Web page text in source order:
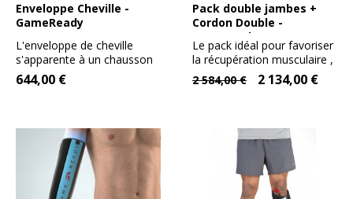
Enveloppe Cheville -
GameReady
L'enveloppe de cheville
s'apparente à un chausson
montant qui va permettre...
644,00 €
Pack double jambes +
Cordon Double -
Gameready
Le pack idéal pour favoriser
la récupération musculaire ,
en phase de...
2 584,00 € 2 134,00 €